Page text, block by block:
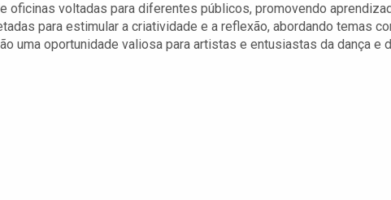
voltadas para diferentes públicos, promovendo
para estimular a criatividade e a reflexão, abordando temas
uma oportunidade valiosa para artistas e entusiastas da dança e